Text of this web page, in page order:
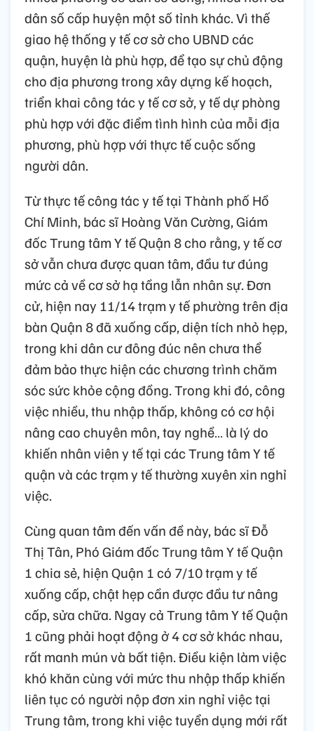
dân số cấp huyện một số tỉnh khác. Vì thế
giao hệ thống y tế cơ sở cho UBND các
quận, huyện là phù hợp, để tạo sự chủ động
cho địa phương trong xây dựng kế hoạch,
triển khai công tác y tế cơ sở, y tế dự phòng
phù hợp với đặc điểm tình hình của mỗi địa
phương, phù hợp với thực tế cuộc sống
người dân.
Từ thực tế công tác y tế tại Thành phố Hồ
Chí Minh, bác sĩ Hoàng Văn Cường, Giám
đốc Trung tâm Y tế Quận 8 cho rằng, y tế cơ
sở vẫn chưa được quan tâm, đầu tư đúng
mức cả về cơ sở hạ tầng lẫn nhân sự. Đơn
cử, hiện nay 11/14 trạm y tế phường trên địa
bàn Quận 8 đã xuống cấp, diện tích nhỏ hẹp,
trong khi dân cư đông đúc nên chưa thể
đảm bảo thực hiện các chương trình chăm
sóc sức khỏe cộng đồng. Trong khi đó, công
việc nhiều, thu nhập thấp, không có cơ hội
nâng cao chuyên môn, tay nghề… là lý do
khiến nhân viên y tế tại các Trung tâm Y tế
quận và các trạm y tế thường xuyên xin nghỉ
việc.
Cùng quan tâm đến vấn đề này, bác sĩ Đỗ
Thị Tân, Phó Giám đốc Trung tâm Y tế Quận
1 chia sẻ, hiện Quận 1 có 7/10 trạm y tế
xuống cấp, chật hẹp cần được đầu tư nâng
cấp, sửa chữa. Ngay cả Trung tâm Y tế Quận
1 cũng phải hoạt động ở 4 cơ sở khác nhau,
rất manh mún và bất tiện. Điều kiện làm việc
khó khăn cùng với mức thu nhập thấp khiến
liên tục có người nộp đơn xin nghỉ việc tại
Trung tâm, trong khi việc tuyển dụng mới rất